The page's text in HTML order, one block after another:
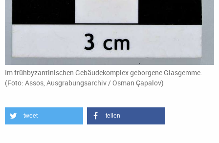
Im frühbyzantinischen Gebäudekomplex geborgene Glasgemme.
(Foto: Assos, Ausgrabungsarchiv / Osman Çapalov)
tweet teilen